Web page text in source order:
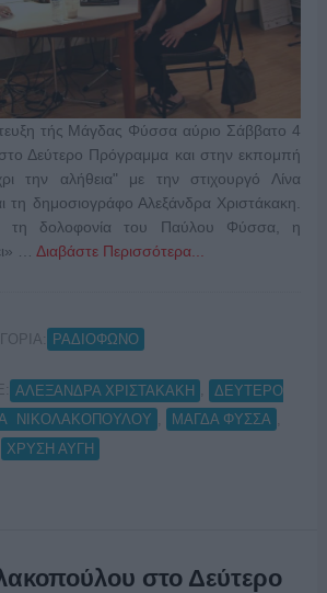
τής Μάγδας Φύσσα αύριο Σάββατο 4
Δεύτερο Πρόγραμμα και στην εκπομπή
την αλήθεια" με την στιχουργό Λίνα
τη δημοσιογράφο Αλεξάνδρα Χριστάκακη.
τη δολοφονία του Παύλου Φύσσα, η
… Διαβάστε Περισσότερα...
ΡΑΔΙΟΦΩΝΟ
ΑΛΕΞΑΝΔΡΑ ΧΡΙΣΤΑΚΑΚΗ
ΔΕΥΤΕΡΟ
ΝΙΚΟΛΑΚΟΠΟΥΛΟΥ ΜΑΓΔΑ ΦΥΣΣΑ
ΧΡΥΣΗ ΑΥΓΗ
στο Δεύτερο